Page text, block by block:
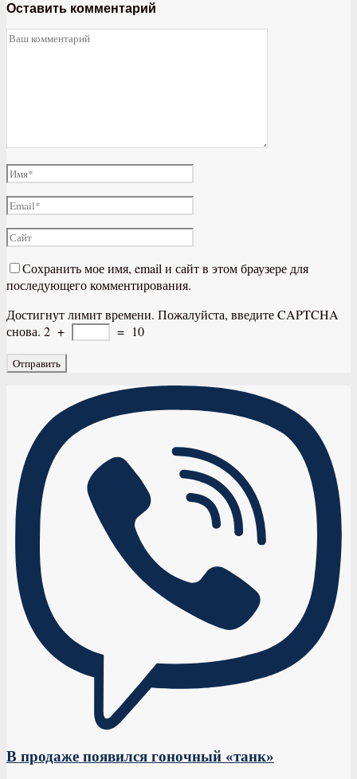
Оставить комментарий
Сохранить мое имя, email и сайт в этом браузере для
последующего комментирования.
Достигнут лимит времени. Пожалуйста, введите CAPTCHA
снова. 2 + = 10
В продаже появился гоночный «танк»